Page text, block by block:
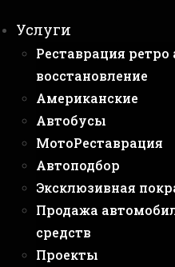
Услуги
Реставрация
восстановление
Американские
Автобусы
МотоРеставрация
Автоподбор
Эксклюзивная
Продажа
средств
Проекты